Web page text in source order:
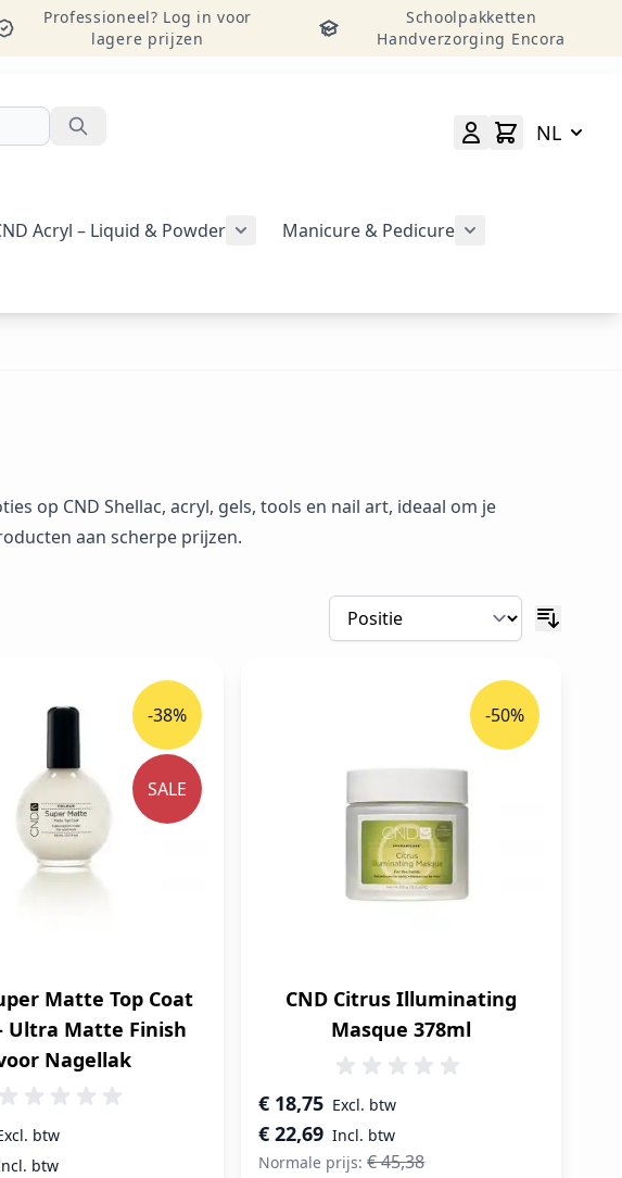
Professioneel? Log in voor
lagere prijzen
Schoolpakketten
Handverzorging Encora
NL
Acryl – Liquid & Powder
Manicure & Pedicure
op CND Shellac, acryl, gels, tools en nail art, ideaal om je
aan scherpe prijzen.
Matte Top Coat
Ultra Matte Finish
Nagellak
-38%
SALE
CND Citrus Illuminating
Masque 378ml
Speciale prijs
€ 22,69
€ 18,75
Normale prijs: € 45,38
-50%